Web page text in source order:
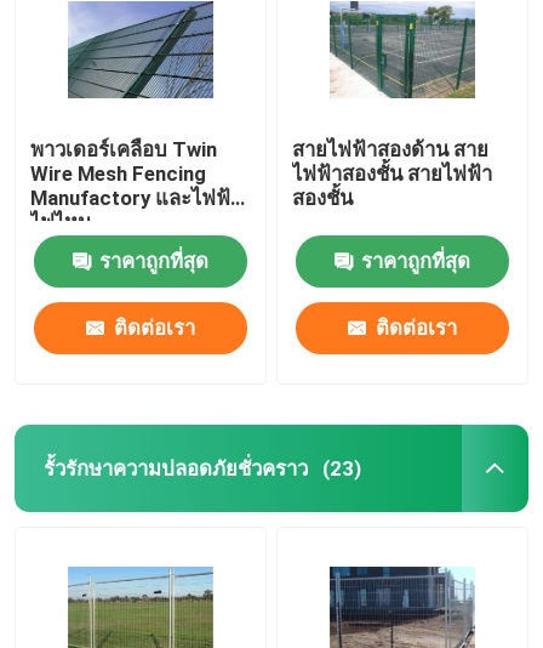
พาวเดอร์เคลือบ Twin
Wire Mesh Fencing
Manufactory และไฟฟ้า
ไฟไหม
ราคาถูกที่สุด
ติดต่อเรา
สายไฟฟ้าสองด้าน สาย
ไฟฟ้าสองชั้น สายไฟฟ้า
สองชั้น
ราคาถูกที่สุด
ติดต่อเรา
รั้วรักษาความปลอดภัยชั่วคราว (23)